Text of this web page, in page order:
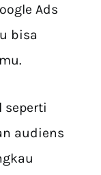
Ads
bisa
seperti
audiens